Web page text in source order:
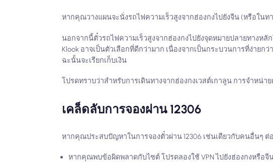
หากคุณวางแผนจะนั่งรถไฟความเร็วสูงจากฮ่องกงไปยังจีน (หรือใ
นอกจากนี้ตั๋วรถไฟความเร็วสูงจากฮ่องกงไปยังจุดหมายปลายทางหลั
Klook อาจเป็นตัวเลือกที่ดีกว่ามาก เนื่องจากเป็นกระบวนการที่ง่ายก
ฉะนั้นจะเรียกเก็บเงิน
โปรดทราบว่าสำหรับการเดินทางจากฮ่องกงเวสต์เกาลูน การจำหน่า
เคล็ดลับการจองผ่าน 12306
หากคุณประสบปัญหาในการจองตั๋วผ่าน 12306 เช่นเดียวกับคนอื่นๆ
หากคุณพบข้อผิดพลาดกับไซต์ โปรดลองใช้ VPN ไปยังฮ่องกงหรือจี